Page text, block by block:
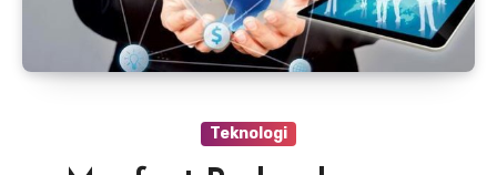
Teknologi